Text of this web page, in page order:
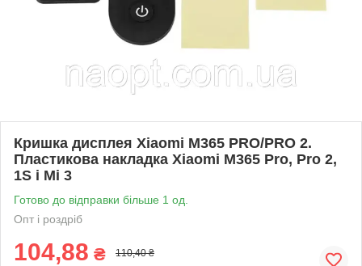
Кришка дисплея Xiaomi M365 PRO/PRO 2.
Пластикова накладка Xiaomi M365 Pro, Pro 2,
1S і Mi 3
Готово до відправки більше 1 од.
Опт і роздріб
104,88 ₴ 110,40 ₴